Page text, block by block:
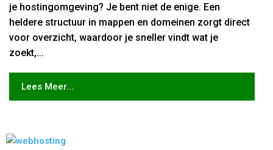
je hostingomgeving? Je bent niet de enige. Een
heldere structuur in mappen en domeinen zorgt direct
voor overzicht, waardoor je sneller vindt wat je
zoekt,...
Lees Meer...